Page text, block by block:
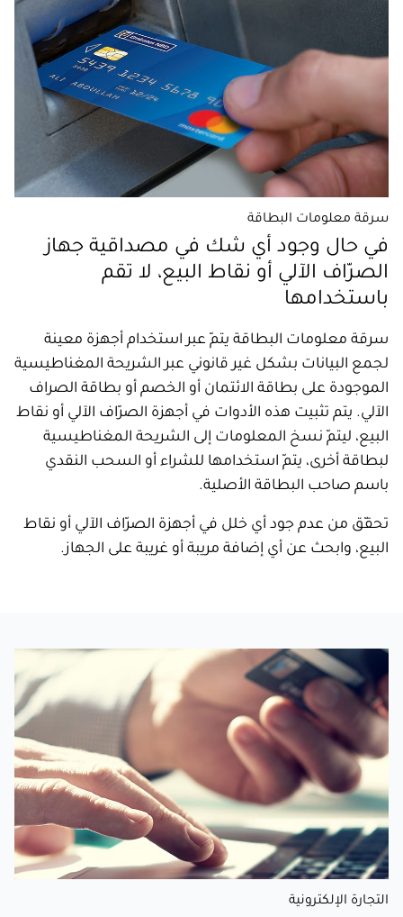
سرقة معلومات البطاقة
في حال وجود أي شك في مصداقية جهاز
الصرّاف الآلي أو نقاط البيع، لا تقم
باستخدامها
سرقة معلومات البطاقة يتمّ عبر استخدام أجهزة معينة
لجمع البيانات بشكل غير قانوني عبر الشريحة المغناطيسية
الموجودة على بطاقة الائتمان أو الخصم أو بطاقة الصراف
الآلي. يتم تثبيت هذه الأدوات في أجهزة الصرّاف الآلي أو نقاط
البيع، ليتمّ نسخ المعلومات إلى الشريحة المغناطيسية
لبطاقة أخرى، يتمّ استخدامها للشراء أو السحب النقدي
باسم صاحب البطاقة الأصلية.
تحقّق من عدم جود أي خلل في أجهزة الصرّاف الآلي أو نقاط
البيع، وابحث عن أي إضافة مريبة أو غريبة على الجهاز.
التجارة الإلكترونية